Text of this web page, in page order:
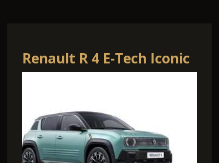
Renault R 4 E-Tech Iconic
150 Comfort Range